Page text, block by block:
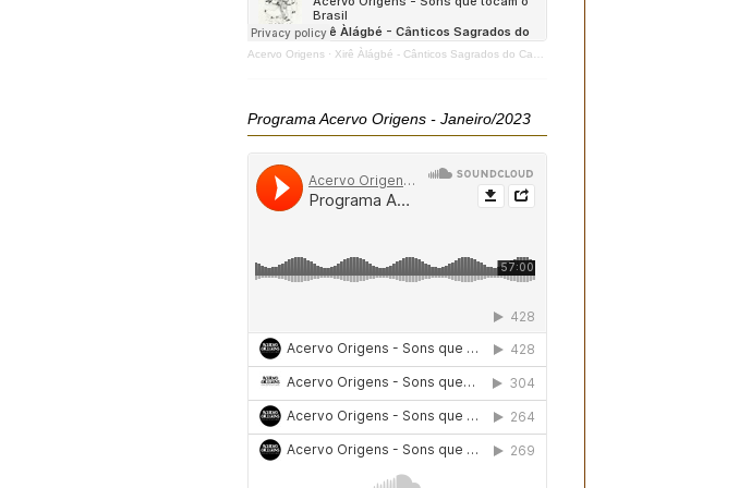
Acervo Origens · Xirê Àlágbé - Cânticos Sagrados do Candomblé - 2020
Programa Acervo Origens - Janeiro/2023